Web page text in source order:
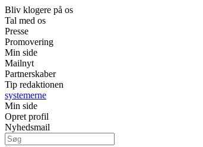
Bliv klogere på os
Tal med os
Presse
Promovering
Min side
Mailnyt
Partnerskaber
Tip redaktionen
systemerne
Min side
Opret profil
Nyhedsmail